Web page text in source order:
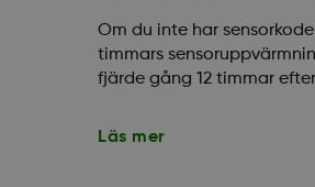
Om du inte har
timmars
fjärde gång 12 timmar
Läs mer